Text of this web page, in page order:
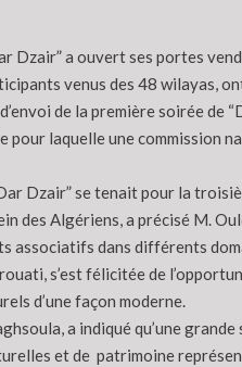
Dzair” a ouvert ses portes
venus des 48 wilayas,
de la première soirée
pour laquelle une
Dzair” se tenait pour la
des Algériens, a précisé M.
associatifs dans différents
s’est félicitée de
d’une façon moderne.
a indiqué qu’une
et de patrimoine